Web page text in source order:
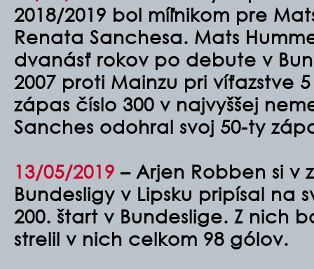
2018/2019 bol míľnikom pre
Renata Sanchesa. Mats
dvanásť rokov po debute v
2007 proti Mainzu pri víťazstve
zápas číslo 300 v najvyššej
Sanches odohral svoj 50-ty
13/05/2019 – Arjen Robben si v
Bundesligy v Lipsku pripísal na
200. štart v Bundeslige. Z nich
strelil v nich celkom 98 gólov.